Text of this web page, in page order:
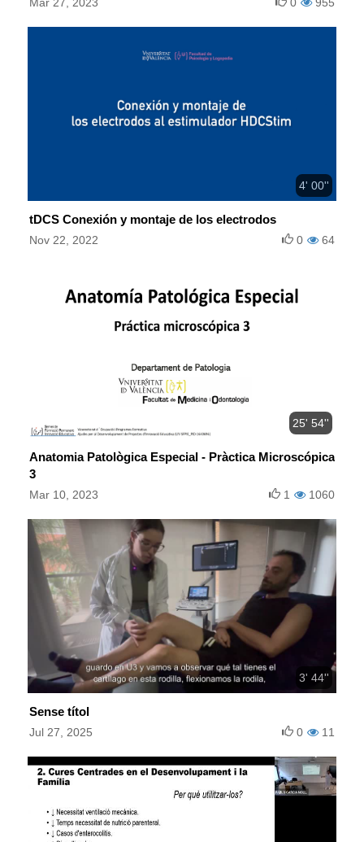
Mar 27, 2023 955
0
4' 00''
tDCS Conexión y montaje de los electrodos
Nov 22, 2022 64
0
25' 54''
Anatomia Patològica Especial - Pràctica Microscópica
3
Mar 10, 2023 1060
1
3' 44''
Sense títol
Jul 27, 2025 11
0